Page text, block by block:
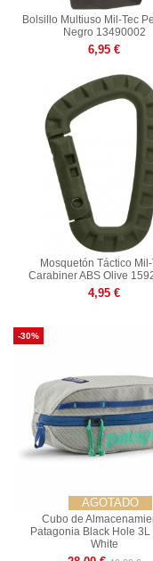
Bolsillo Multiuso Mil-Tec
Negro 13490002
6,95 €
Mosquetón Táctico
Carabiner ABS Olive
4,95 €
AGOTADO
-30%
Cubo de
Patagonia Black Hole 3L
White